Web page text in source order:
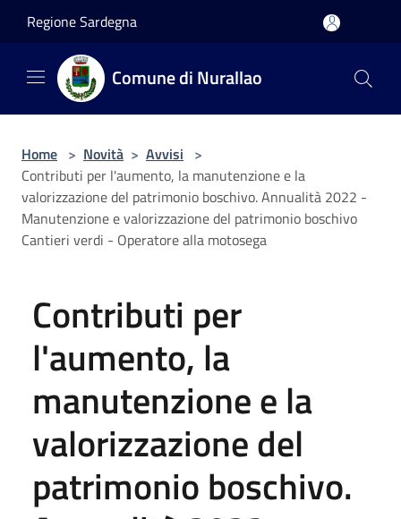
Regione Sardegna
Comune di Nurallao
Home > Novità > Avvisi >
Contributi per l'aumento, la manutenzione e la
valorizzazione del patrimonio boschivo. Annualità 2022 -
Manutenzione e valorizzazione del patrimonio boschivo
Cantieri verdi - Operatore alla motosega
Contributi per
l'aumento, la
manutenzione e la
valorizzazione del
patrimonio boschivo.